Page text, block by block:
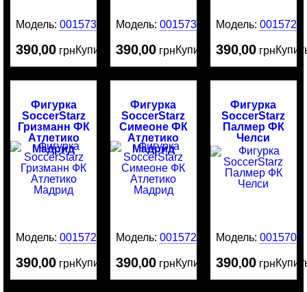
Модель:0015732
390,00 грнКупить
Модель:0015731
390,00 грнКупить
Модель: 0015729
390,00 грн
Фигурка
SoccerStarz
Гризманн ФК
Атлетико
Мадрид
Модель:0015721
390,00 грнКупить
Фигурка
SoccerStarz
Симеоне ФК
Атлетико
Мадрид
Модель:0015720
390,00 грнКупить
Фигурка
SoccerStarz
Палмер ФК
Челси
Модель: 0015708
390,00 грн